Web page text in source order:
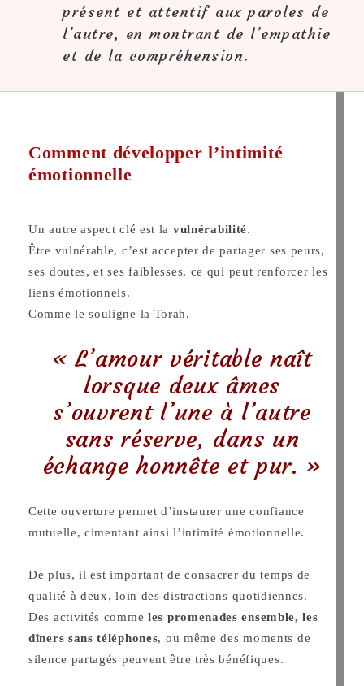
présent et attentif aux paroles de
l’autre, en montrant de l’empathie
et de la compréhension.
Comment développer l’intimité
émotionnelle
Un autre aspect clé est la vulnérabilité.
Être vulnérable, c’est accepter de partager ses peurs,
ses doutes, et ses faiblesses, ce qui peut renforcer les
liens émotionnels.
Comme le souligne la Torah,
« L’amour véritable naît
lorsque deux âmes
s’ouvrent l’une à l’autre
sans réserve, dans un
échange honnête et pur. »
Cette ouverture permet d’instaurer une confiance
mutuelle, cimentant ainsi l’intimité émotionnelle.
De plus, il est important de consacrer du temps de
qualité à deux, loin des distractions quotidiennes.
Des activités comme les promenades ensemble, les
dîners sans téléphones, ou même des moments de
silence partagés peuvent être très bénéfiques.